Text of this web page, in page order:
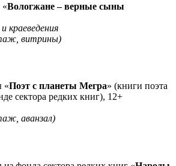
«Вологжане – верные сыны
краеведения
витрины)
«Поэт с планеты Мегра» (книги поэта
сектора редких книг), 12+
аванзал)